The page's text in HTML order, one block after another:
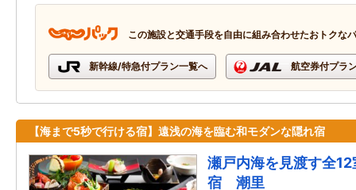
この施設と交通手段を自由に組み合わせたおトクな
新幹線/特急付プラン一覧へ 航空券付プラ
【海まで5秒で行ける宿】遠浅の海を臨む和モダンな隠れ宿
瀬戸内海を見渡す全
宿 潮里